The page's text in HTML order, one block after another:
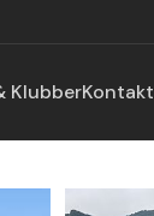
KlubberKontakt